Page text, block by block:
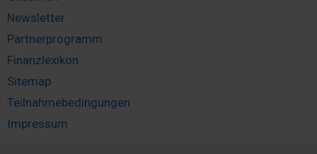
Newsletter
Partnerprogramm
Finanzlexikon
Sitemap
Teilnahmebedingungen
Impressum